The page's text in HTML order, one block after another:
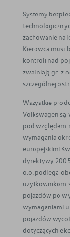
Systemy
zachowanie
Kierowca musi
kontroli nad
zwalniają go z
szczególnej
Wszystkie
Volkswagen są
pod względem
wymagania
europejskimi
dyrektywy
o.o. podlega
użytkownikom
pojazdów po
wymaganiami
pojazdów
dotyczących